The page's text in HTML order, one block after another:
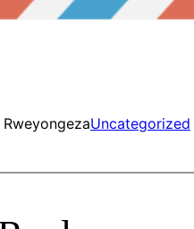
Uncategorized